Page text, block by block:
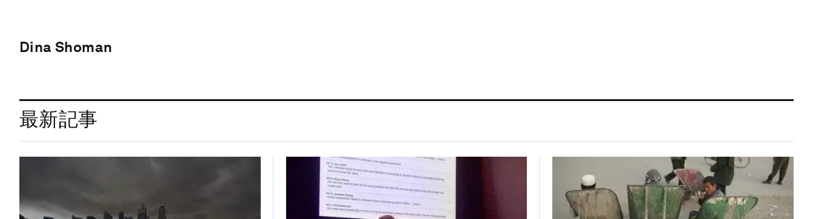
Dina Shoman
最新記事